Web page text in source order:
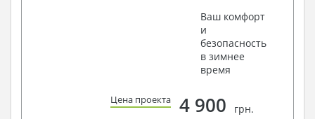
Ваш комфорт
и
безопасность
в зимнее
время
Цена проекта 4 900 грн.